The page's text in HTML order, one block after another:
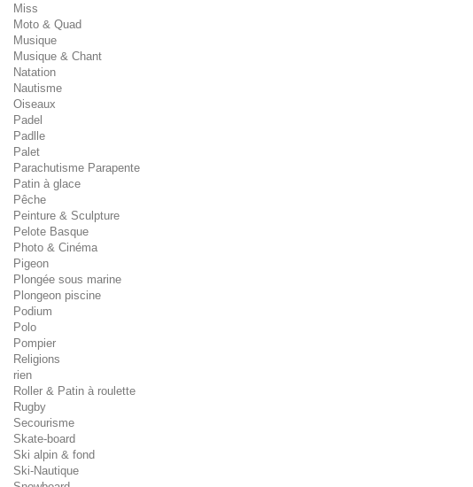
Miss
Moto & Quad
Musique
Musique & Chant
Natation
Nautisme
Oiseaux
Padel
Padlle
Palet
Parachutisme Parapente
Patin à glace
Pêche
Peinture & Sculpture
Pelote Basque
Photo & Cinéma
Pigeon
Plongée sous marine
Plongeon piscine
Podium
Polo
Pompier
Religions
rien
Roller & Patin à roulette
Rugby
Secourisme
Skate-board
Ski alpin & fond
Ski-Nautique